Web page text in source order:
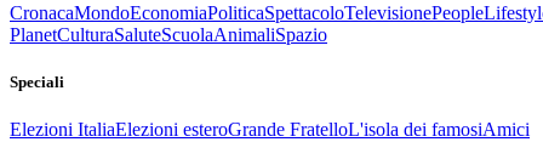
CronacaMondoEconomiaPoliticaSpettacoloTelevisionePeople
PlanetCulturaSaluteScuolaAnimaliSpazio
Speciali
Elezioni ItaliaElezioni esteroGrande FratelloL'isola dei famosiAmici